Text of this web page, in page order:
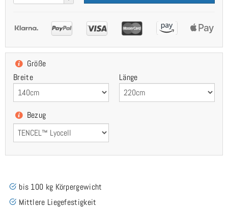
Größe
Breite
Länge
Bezug
bis 100 kg Körpergewicht
Mittlere Liegefestigkeit